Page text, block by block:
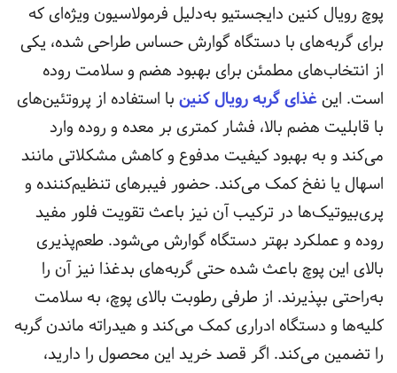
پوچ رویال کنین دایجستیو به‌دلیل فرمولاسیون ویژه‌ای که
برای گربه‌های با دستگاه گوارش حساس طراحی شده، یکی
از انتخاب‌های مطمئن برای بهبود هضم و سلامت روده
است. اینغذای گربه رویال کنینبا استفاده از پروتئین‌های
با قابلیت هضم بالا، فشار کمتری بر معده و روده وارد
می‌کند و به بهبود کیفیت مدفوع و کاهش مشکلاتی مانند
اسهال یا نفخ کمک می‌کند. حضور فیبرهای تنظیم‌کننده و
پری‌بیوتیک‌ها در ترکیب آن نیز باعث تقویت فلور مفید
روده و عملکرد بهتر دستگاه گوارش می‌شود. طعم‌پذیری
بالای این پوچ باعث شده حتی گربه‌های بدغذا نیز آن را
به‌راحتی بپذیرند. از طرفی رطوبت بالای پوچ، به سلامت
کلیه‌ها و دستگاه ادراری کمک می‌کند و هیدراته ماندن گربه
را تضمین می‌کند. اگر قصد خرید این محصول را دارید،